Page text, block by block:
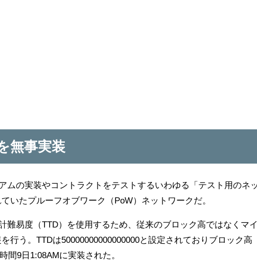
無事実装
ムの実装やコントラクトをテストするいわゆる「テスト用のネ
いたプルーフオブワーク（PoW）ネットワークだ。
難易度（TTD）を使用するため、従来のブロック高ではなくマ
行う。TTDは50000000000000000と設定されておりブロック高
間9日1:08AMに実装された。